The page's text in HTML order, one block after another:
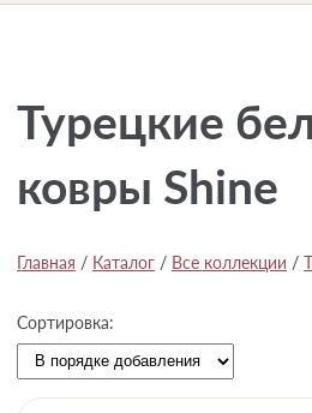
Турецкие
ковры Shine
Главная / Каталог / Все коллекции /
Сортировка: